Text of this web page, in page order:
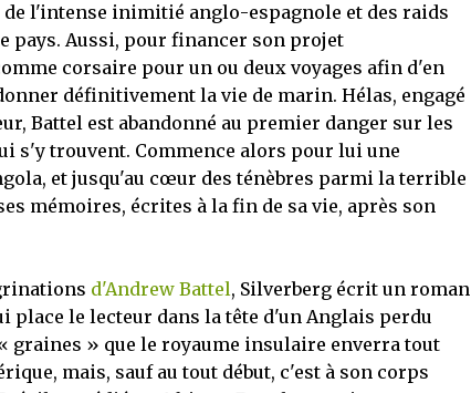
l'intense inimitié anglo-espagnole et des raids
pays. Aussi, pour financer son projet
corsaire pour un ou deux voyages afin d'en
définitivement la vie de marin. Hélas, engagé
Battel est abandonné au premier danger sur les
s'y trouvent. Commence alors pour lui une
et jusqu'au cœur des ténèbres parmi la terrible
mémoires, écrites à la fin de sa vie, après son
d'Andrew Battel, Silverberg écrit un roman
place le lecteur dans la tête d'un Anglais perdu
graines » que le royaume insulaire enverra tout
mais, sauf au tout début, c'est à son corps